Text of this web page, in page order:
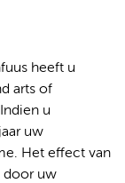
heeft u
arts of
u
uw
Het effect van
door uw